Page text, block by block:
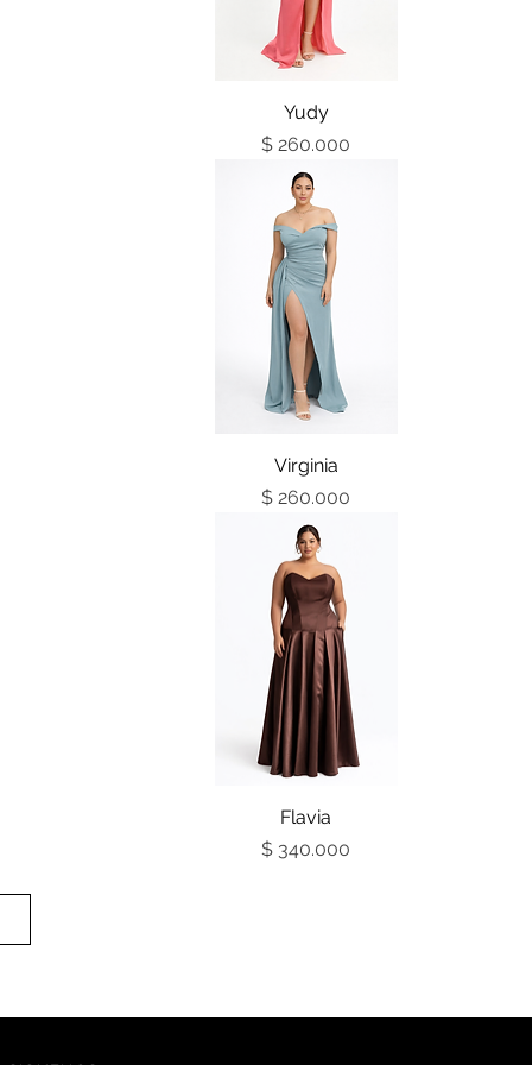
Vista rápida
Yudy
Precio
$ 260.000
Vista rápida
Virginia
Precio
$ 260.000
Vista rápida
Flavia
Precio
$ 340.000